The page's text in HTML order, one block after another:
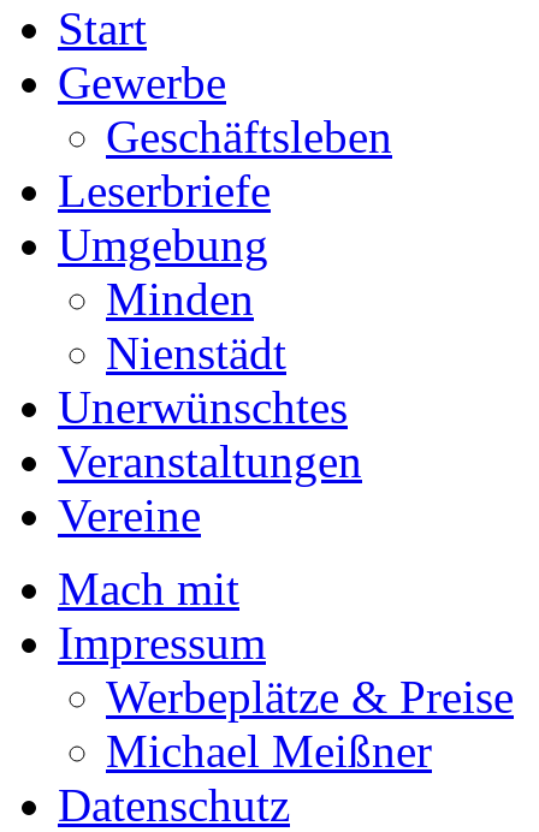
Start
Gewerbe
Geschäftsleben
Leserbriefe
Umgebung
Minden
Nienstädt
Unerwünschtes
Veranstaltungen
Vereine
Mach mit
Impressum
Werbeplätze & Preise
Michael Meißner
Datenschutz